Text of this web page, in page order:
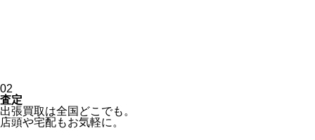
02
査定
出張買取は全国どこでも。
店頭や宅配もお気軽に。